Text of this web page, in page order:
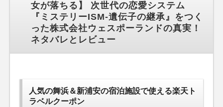
女が落ちる】 次世代の恋愛システム
『ミステリーISM-遺伝子の継承』をつく
った株式会社ウェスポーランドの真実！
ネタバレとレビュー
人気の舞浜＆新浦安の宿泊施設で使える楽天ト
ラベルクーポン